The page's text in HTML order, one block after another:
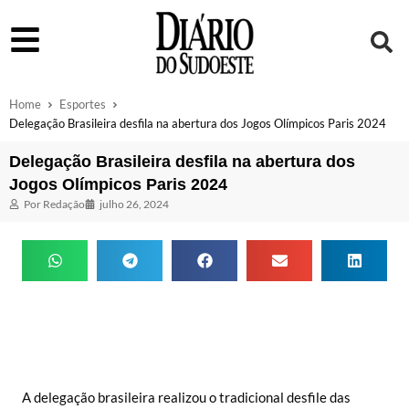
Home
Esportes
Delegação Brasileira desfila na abertura dos Jogos Olímpicos Paris 2024
Delegação Brasileira desfila na abertura dos
Jogos Olímpicos Paris 2024
Por Redação julho 26, 2024
A delegação brasileira realizou o tradicional desfile das